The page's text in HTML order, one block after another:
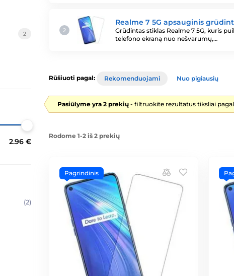
Realme 7 5G apsauginis
Grūdintas stiklas Realme 7 5G, kuris
telefono ekraną nuo nešvarumų,…
2
2.96 €
(2)
Rūšiuoti pagal: Rekomenduojami Nuo pigiausių
Pasiūlyme yra 2 prekių - filtruokite rezultatus tiksliai
Rodome 1-2 iš 2 prekių
Pagrindinis